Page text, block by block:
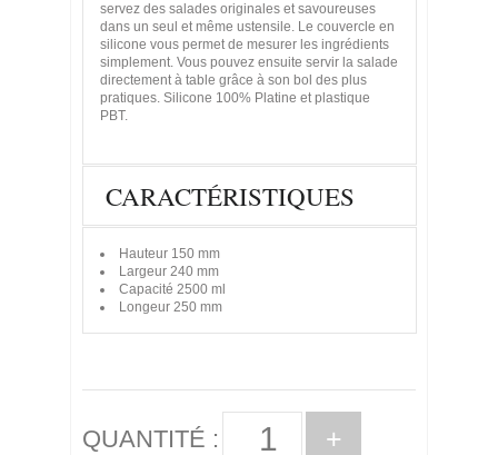
servez des salades originales et savoureuses
dans un seul et même ustensile. Le couvercle en
silicone vous permet de mesurer les ingrédients
simplement. Vous pouvez ensuite servir la salade
directement à table grâce à son bol des plus
pratiques. Silicone 100% Platine et plastique
PBT.
CARACTÉRISTIQUES
Hauteur 150 mm
Largeur 240 mm
Capacité 2500 ml
Longeur 250 mm
QUANTITÉ : +